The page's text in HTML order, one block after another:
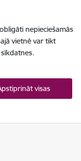
nepieciešamās
vietnē var tikt
visas